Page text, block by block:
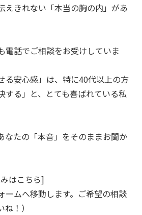
えきれない「本当の胸の内」があ
電話でご相談をお受けしていま
る安心感」は、特に40代以上の方
する」と、とても喜ばれている私
なたの「本音」をそのままお聞か
はこちら]
ームへ移動します。ご希望の相談
！）